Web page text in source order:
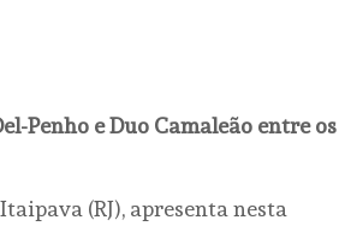
Penho e Duo Camaleão entre os
(RJ), apresenta nesta